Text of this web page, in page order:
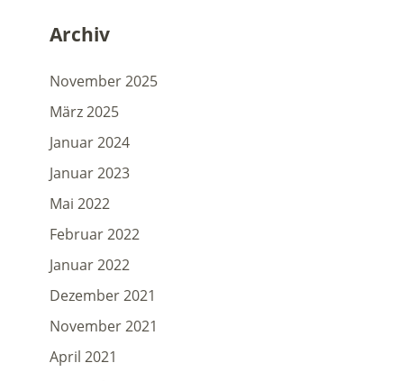
Archiv
November 2025
März 2025
Januar 2024
Januar 2023
Mai 2022
Februar 2022
Januar 2022
Dezember 2021
November 2021
April 2021